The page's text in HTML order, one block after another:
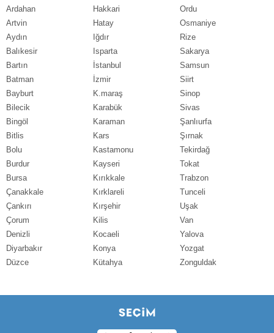
Ardahan
Artvin
Aydın
Balıkesir
Bartın
Batman
Bayburt
Bilecik
Bingöl
Bitlis
Bolu
Burdur
Bursa
Çanakkale
Çankırı
Çorum
Denizli
Diyarbakır
Düzce
Hakkari
Hatay
Iğdır
Isparta
İstanbul
İzmir
K.maraş
Karabük
Karaman
Kars
Kastamonu
Kayseri
Kırıkkale
Kırklareli
Kırşehir
Kilis
Kocaeli
Konya
Kütahya
Ordu
Osmaniye
Rize
Sakarya
Samsun
Siirt
Sinop
Sivas
Şanlıurfa
Şırnak
Tekirdağ
Tokat
Trabzon
Tunceli
Uşak
Van
Yalova
Yozgat
Zonguldak